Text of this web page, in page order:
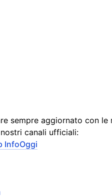
sempre aggiornato con
canali ufficiali:
InfoOggi